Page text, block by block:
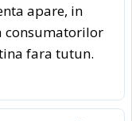
apare, in
consumatorilor
fara tutun.